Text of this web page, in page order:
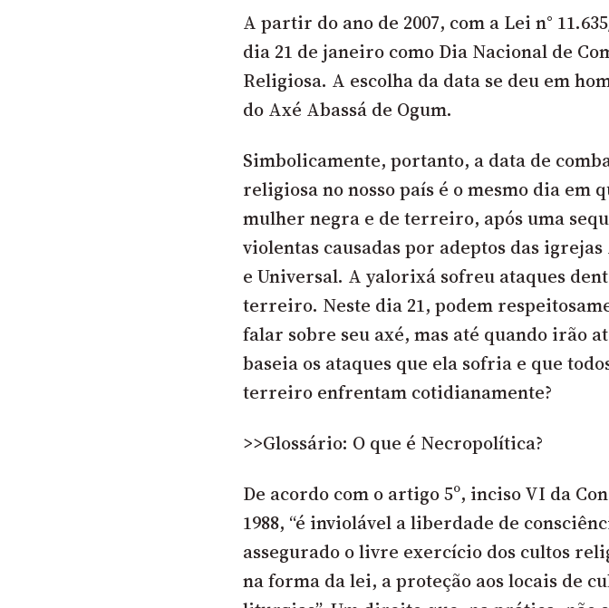
A partir do ano de 2007, com a Lei n°
dia 21 de janeiro como Dia Nacional de
Religiosa. A escolha da data se deu em
do Axé Abassá de Ogum.
Simbolicamente, portanto, a data de
religiosa no nosso país é o mesmo dia em
mulher negra e de terreiro, após uma
violentas causadas por adeptos das
e Universal. A yalorixá sofreu ataques
terreiro. Neste dia 21, podem
falar sobre seu axé, mas até quando irão
baseia os ataques que ela sofria e que
terreiro enfrentam cotidianamente?
>>Glossário: O que é Necropolítica?
De acordo com o artigo 5º, inciso VI da
1988, “é inviolável a liberdade de
assegurado o livre exercício dos cultos
na forma da lei, a proteção aos locais de